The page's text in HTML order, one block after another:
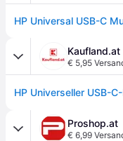
Kaufland.at
€ 5,95
Proshop.at
€ 6,99